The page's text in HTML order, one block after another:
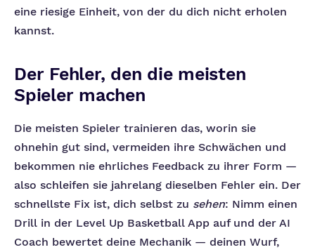
eine riesige Einheit, von der du dich nicht erholen
kannst.
Der Fehler, den die meisten
Spieler machen
Die meisten Spieler trainieren das, worin sie
ohnehin gut sind, vermeiden ihre Schwächen und
bekommen nie ehrliches Feedback zu ihrer Form —
also schleifen sie jahrelang dieselben Fehler ein. Der
schnellste Fix ist, dich selbst zu sehen: Nimm einen
Drill in der Level Up Basketball App auf und der AI
Coach bewertet deine Mechanik — deinen Wurf,